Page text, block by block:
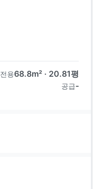
전용68.8m² · 20.81평
공급-